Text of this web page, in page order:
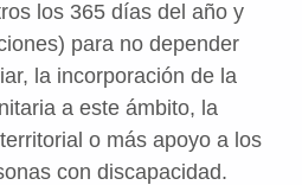
los 365 días del año y
para no depender
la incorporación de la
a este ámbito, la
o más apoyo a los
con discapacidad.